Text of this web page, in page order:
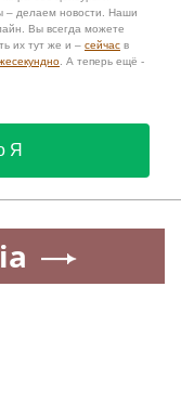
– делаем новости. Наши
Вы всегда можете
их тут же и – сейчас в
. А теперь ещё -
Я